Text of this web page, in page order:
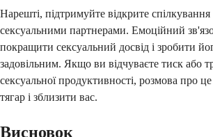
Нарешті, підтримуйте відкрите
сексуальними партнерами. Емоційний
покращити сексуальний досвід і зробити
задовільним. Якщо ви відчуваєте тиск або
сексуальної продуктивності, розмова про
тягар і зблизити вас.
Висновок